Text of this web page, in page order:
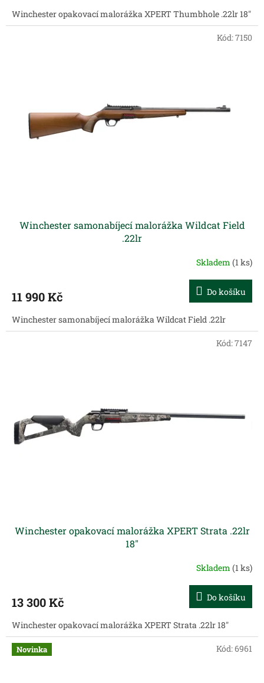
Winchester opakovací malorážka XPERT Thumbhole .22lr 18"
Winchester samonabíjecí malorážka Wildcat Field
.22lr
Skladem (1 ks)
11 990 Kč Do košíku
Winchester samonabíjecí malorážka Wildcat Field .22lr
Kód:7150
Winchester opakovací malorážka XPERT Strata .22lr
18"
Skladem (1 ks)
13 300 Kč Do košíku
Winchester opakovací malorážka XPERT Strata .22lr 18"
Kód:7147
Novinka Kód:6961